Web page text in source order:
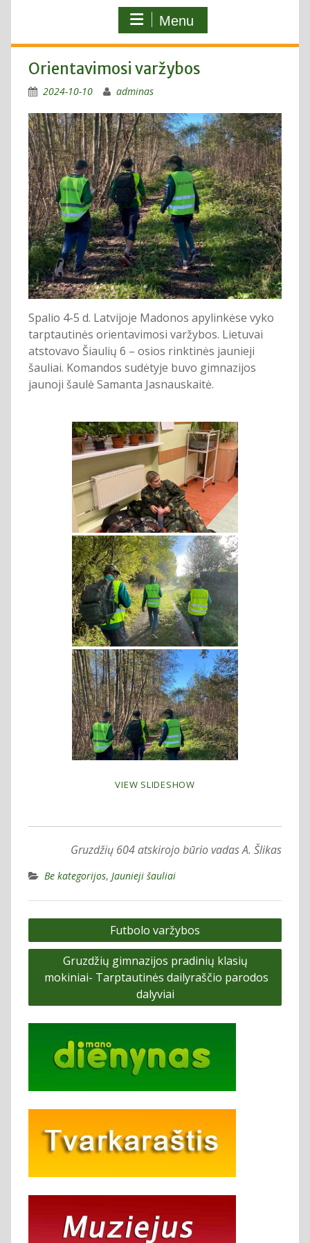
Menu
Orientavimosi varžybos
2024-10-10 adminas
Spalio 4-5 d. Latvijoje Madonos apylinkėse vyko
tarptautinės orientavimosi varžybos. Lietuvai
atstovavo Šiaulių 6 – osios rinktinės jaunieji
šauliai. Komandos sudėtyje buvo gimnazijos
jaunoji šaulė Samanta Jasnauskaitė.
VIEW SLIDESHOW
Gruzdžių 604 atskirojo būrio vadas A. Šlikas
Be kategorijos, Jaunieji šauliai
Navigacija
tarp
Futbolo varžybos
Gruzdžių gimnazijos pradinių klasių
mokiniai- Tarptautinės dailyraščio parodos
dalyviai